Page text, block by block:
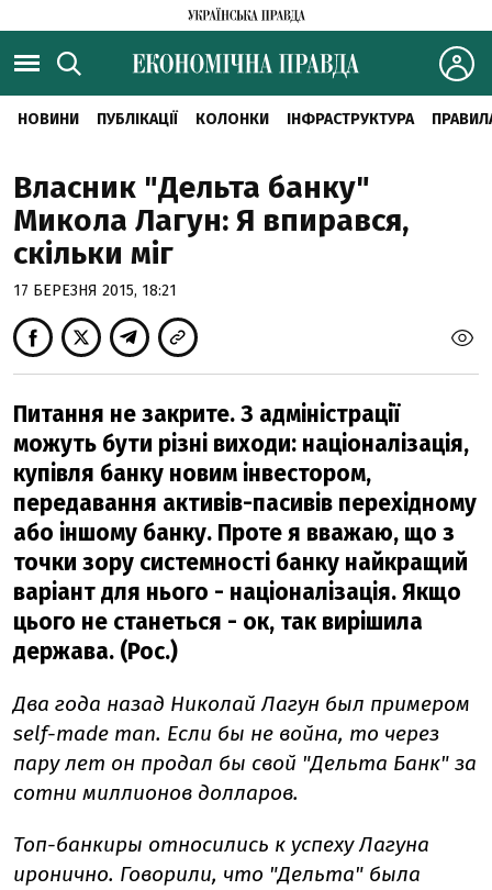
НОВИНИ ПУБЛІКАЦІЇ КОЛОНКИ ІНФРАСТРУКТУРА
Власник "Дельта банку"
Микола Лагун: Я впирався,
скільки міг
17 БЕРЕЗНЯ 2015, 18:21
Питання не закрите. З адміністрації
можуть бути різні виходи: націоналізація,
купівля банку новим інвестором,
передавання активів-пасивів перехідному
або іншому банку. Проте я вважаю, що з
точки зору системності банку найкращий
варіант для нього - націоналізація. Якщо
цього не станеться - ок, так вирішила
держава. (Рос.)
Два года назад Николай Лагун был примером
self-made man. Если бы не война, то через
пару лет он продал бы свой "Дельта Банк" за
сотни миллионов долларов.
Топ-банкиры относились к успеху Лагуна
иронично. Говорили, что "Дельта" была